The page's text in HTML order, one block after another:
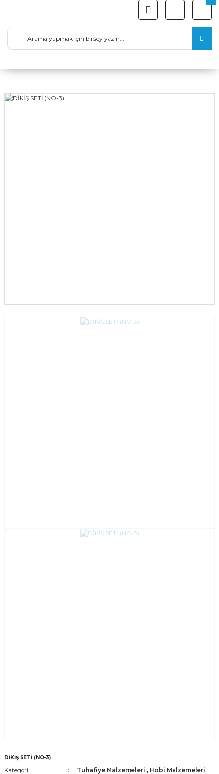
DİKİŞ SETİ (NO-3)
Kategori Tuhafiye Malzemeleri , Hobi Malzemeleri